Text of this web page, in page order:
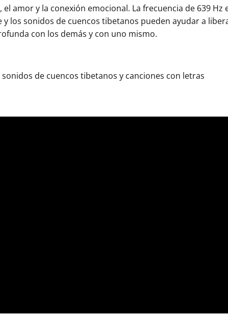
amor y la conexión emocional. La frecuencia de 639 Hz
los sonidos de cuencos tibetanos pueden ayudar a
con los demás y con uno mismo.
sonidos de cuencos tibetanos y canciones con letras